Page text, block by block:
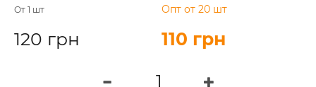
От 1 шт
120 грн
Опт от 20 шт
110 грн